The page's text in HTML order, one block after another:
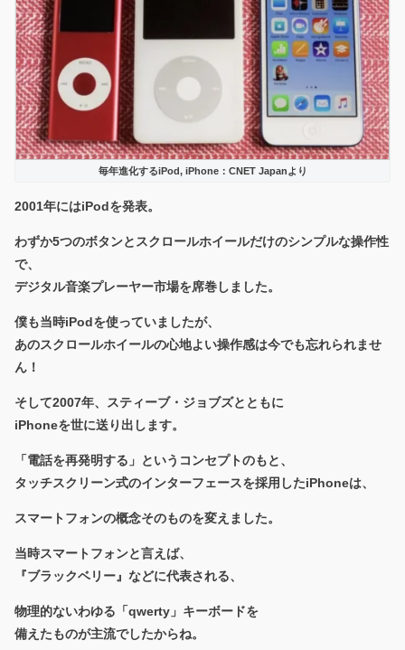
毎年進化するiPod, iPhone：CNET Japanより
2001年にはiPodを発表。
わずか5つのボタンとスクロールホイールだけのシンプルな操作性
で、
デジタル音楽プレーヤー市場を席巻しました。
僕も当時iPodを使っていましたが、
あのスクロールホイールの心地よい操作感は今でも忘れられませ
ん！
そして2007年、スティーブ・ジョブズとともに
iPhoneを世に送り出します。
「電話を再発明する」というコンセプトのもと、
タッチスクリーン式のインターフェースを採用したiPhoneは、
スマートフォンの概念そのものを変えました。
当時スマートフォンと言えば、
『ブラックベリー』などに代表される、
物理的ないわゆる「qwerty」キーボードを
備えたものが主流でしたからね。